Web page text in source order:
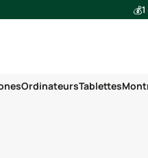
💰
OrdinateursTablettes